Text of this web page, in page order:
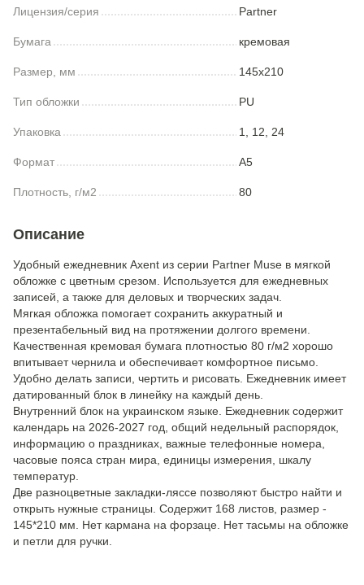
Лицензия/серия Partner
Бумага кремовая
Размер, мм 145x210
Тип обложки PU
Упаковка 1, 12, 24
Формат А5
Плотность, г/м2 80
Описание
Удобный ежедневник Axent из серии Partner Muse в мягкой
обложке с цветным срезом. Используется для ежедневных
записей, а также для деловых и творческих задач.
Мягкая обложка помогает сохранить аккуратный и
презентабельный вид на протяжении долгого времени.
Качественная кремовая бумага плотностью 80 г/м2 хорошо
впитывает чернила и обеспечивает комфортное письмо.
Удобно делать записи, чертить и рисовать. Ежедневник имеет
датированный блок в линейку на каждый день.
Внутренний блок на украинском языке. Ежедневник содержит
календарь на 2026-2027 год, общий недельный распорядок,
информацию о праздниках, важные телефонные номера,
часовые пояса стран мира, единицы измерения, шкалу
температур.
Две разноцветные закладки-ляссе позволяют быстро найти и
открыть нужные страницы. Содержит 168 листов, размер -
145*210 мм. Нет кармана на форзаце. Нет тасьмы на обложке
и петли для ручки.